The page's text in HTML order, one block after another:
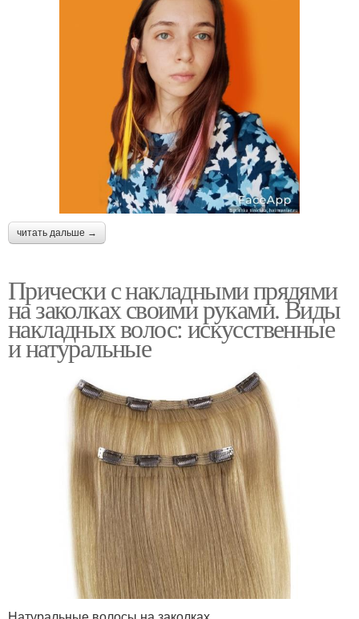
читать дальше →
Прически с накладными прядями
на заколках своими руками. Виды
накладных волос: искусственные
и натуральные